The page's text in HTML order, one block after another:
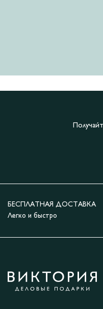
БЕСПЛАТНАЯ ДОСТАВКА
Легко и быстро